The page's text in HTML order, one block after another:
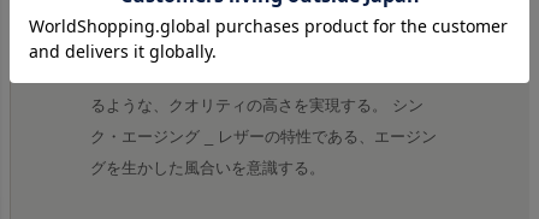
リエイション _ どこにも真似できない、オリジナ
リティある手法や発想による物づくり。 ロング・
るような、クオリティの高さを実現する。 シン
ク・エージング _ レザーの特性である、エージン
グを生かした風合いを意識する。